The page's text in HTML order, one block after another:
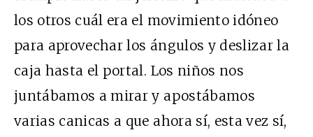
los otros cuál era el movimiento idóneo
para aprovechar los ángulos y deslizar la
caja hasta el portal. Los niños nos
juntábamos a mirar y apostábamos
varias canicas a que ahora sí, esta vez sí,